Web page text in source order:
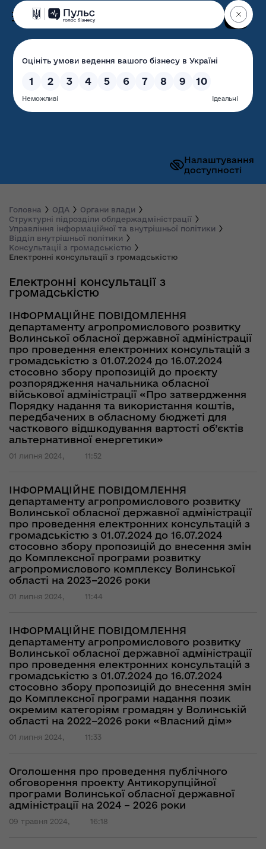
Налаштування
доступності
Волинська обласна
державна адміністрація
Головна ОДА
Органи влади
Структурні підрозділи облдержадміністрації
Управління інформаційної та внутрішньої політики
Відділ внутрішньої політики
Консультації з громадськістю
Електронні консультації з громадськістю
Електронні консультації з
громадськістю
ІНФОРМАЦІЙНЕ ПОВІДОМЛЕННЯ
департаменту агропромислового розвитку
Волинської обласної державної адміністрації
про проведення електронних консультацій з
громадськістю з 01.07.2024 до 16.07.2024
стосовно збору пропозицій до проєкту
розпорядження начальника обласної
військової адміністрації «Про затвердження
Порядку надання та використання коштів,
передбачених в обласному бюджеті для
часткового відшкодування вартості об’єктів
альтернативної енергетики»
01 липня 2024, 11:52
ІНФОРМАЦІЙНЕ ПОВІДОМЛЕННЯ
департаменту агропромислового розвитку
Волинської обласної державної адміністрації
про проведення електронних консультацій з
громадськістю з 01.07.2024 до 16.07.2024
стосовно збору пропозицій до внесення змін
до Комплексної програми розвитку
агропромислового комплексу Волинської
області на 2023–2026 роки
01 липня 2024, 11:44
ІНФОРМАЦІЙНЕ ПОВІДОМЛЕННЯ
департаменту агропромислового розвитку
Волинської обласної державної адміністрації
про проведення електронних консультацій з
громадськістю з 01.07.2024 до 16.07.2024
стосовно збору пропозицій до внесення змін
до Комплексної програми надання позик
окремим категоріям громадян у Волинській
області на 2022–2026 роки «Власний дім»
01 липня 2024, 11:33
Оголошення про проведення публічного
обговорення проекту Антикорупційної
програми Волинської обласної державної
адміністрації на 2024 – 2026 роки
09 травня 2024, 16:18